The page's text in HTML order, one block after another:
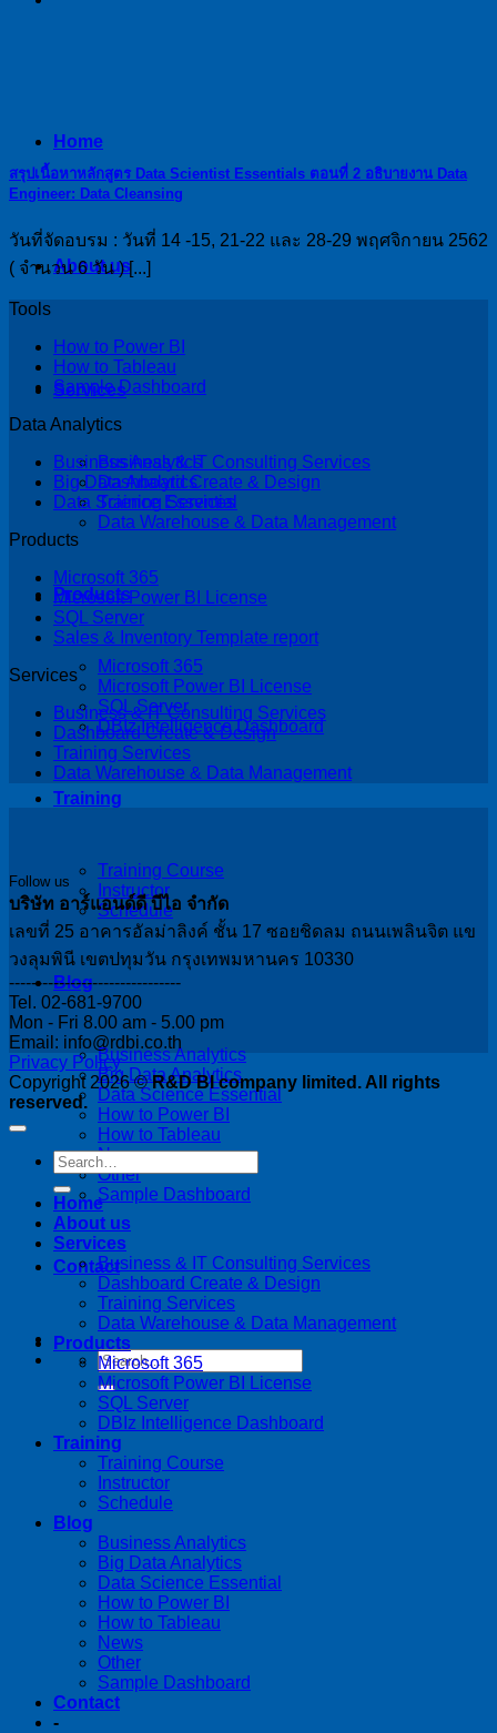
Home
About us
Services
Business & IT Consulting Services
Dashboard Create & Design
Training Services
Data Warehouse & Data Management
Products
Microsoft 365
Microsoft Power BI License
SQL Server
DBIz Intelligence Dashboard
Training
Training Course
Instructor
Schedule
Blog
Business Analytics
Big Data Analytics
Data Science Essential
How to Power BI
How to Tableau
News
Other
Sample Dashboard
Contact
สรุปเนื้อหาหลักสูตร Data Scientist Essentials ตอนที่ 2 อธิบายงาน Data
Engineer: Data Cleansing
วันที่จัดอบรม : วันที่ 14 -15, 21-22 และ 28-29 พฤศจิกายน 2562
( จำนวน 6 วัน ) [...]
Tools
How to Power BI
How to Tableau
Sample Dashboard
Data Analytics
Business Analytics
Big Data Analytics
Data Science Essential
Products
Microsoft 365
Microsoft Power BI License
SQL Server
Sales & Inventory Template report
Services
Business & IT Consulting Services
Dashboard Create & Design
Training Services
Data Warehouse & Data Management
Follow us
บริษัท อาร์แอนด์ดี บีไอ จำกัด
เลขที่ 25 อาคารอัลม่าลิงค์ ชั้น 17 ซอยชิดลม ถนนเพลินจิต แข
วงลุมพินี เขตปทุมวัน กรุงเทพมหานคร 10330
-------------------------------
Tel. 02-681-9700
Mon - Fri 8.00 am - 5.00 pm
Email: info@rdbi.co.th
Privacy Policy
Copyright 2026 ©R&D BI company limited. All rights
reserved.
Home
About us
Services
Business & IT Consulting Services
Dashboard Create & Design
Training Services
Data Warehouse & Data Management
Products
Microsoft 365
Microsoft Power BI License
SQL Server
DBIz Intelligence Dashboard
Training
Training Course
Instructor
Schedule
Blog
Business Analytics
Big Data Analytics
Data Science Essential
How to Power BI
How to Tableau
News
Other
Sample Dashboard
Contact
-